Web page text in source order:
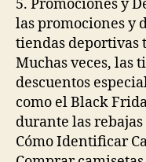
5. Promociones y
las promociones y
tiendas deportivas
Muchas veces, las
descuentos
como el Black
durante las
Cómo Identificar